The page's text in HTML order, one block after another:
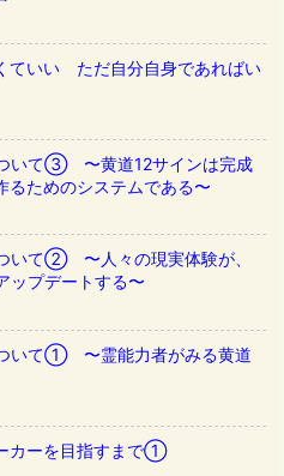
ていい ただ自分自身であればい
いて③ 〜黄道12サインは完成
るためのシステムである〜
いて② 〜人々の現実体験が、
ップデートする〜
いて① 〜霊能力者がみる黄道
カーを目指すまで①